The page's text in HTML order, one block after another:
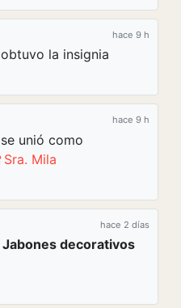
hace 9 h
obtuvo la insignia
hace 9 h
se unió como
Sra. Mila
hace 2 días
Jabones decorativos